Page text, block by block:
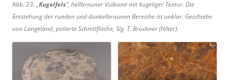
Abb. 23: „Kugelfels“, hellbrauner Vulkanit mit kugeliger Textur. Die
Entstehung der runden und dunkelbraunen Bereiche ist unklar. Geschiebe
von Langeland, polierte Schnittfläche, Slg. T. Brückner (Hilter).